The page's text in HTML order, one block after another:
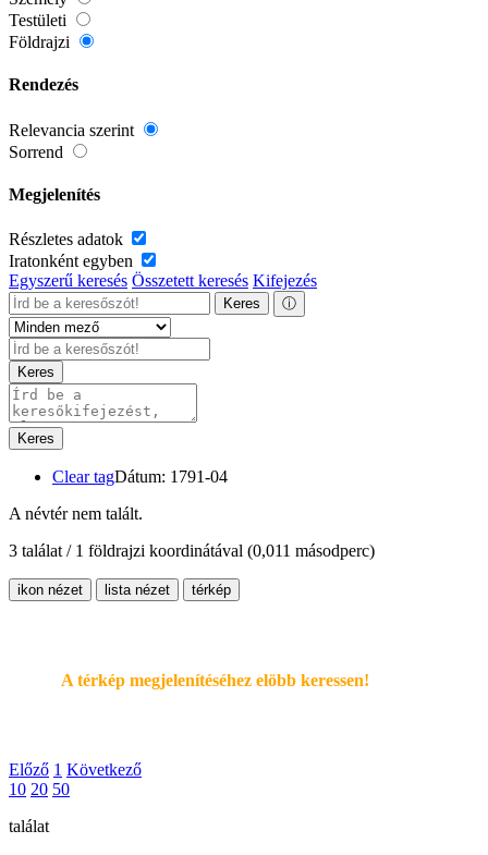
Testületi
Földrajzi
Rendezés
Relevancia szerint
Sorrend
Megjelenítés
Részletes adatok
Iratonként egyben
Egyszerű keresés Összetett keresés Kifejezés
Keres ⓘ
Keres
Keres
Clear tagDátum: 1791-04
A névtér nem talált.
3 találat / 1 földrajzi koordinátával (0,011 másodperc)
ikon nézet lista nézet térkép
A térkép megjelenítéséhez elöbb keressen!
Előző 1 Következő
10 20 50
találat